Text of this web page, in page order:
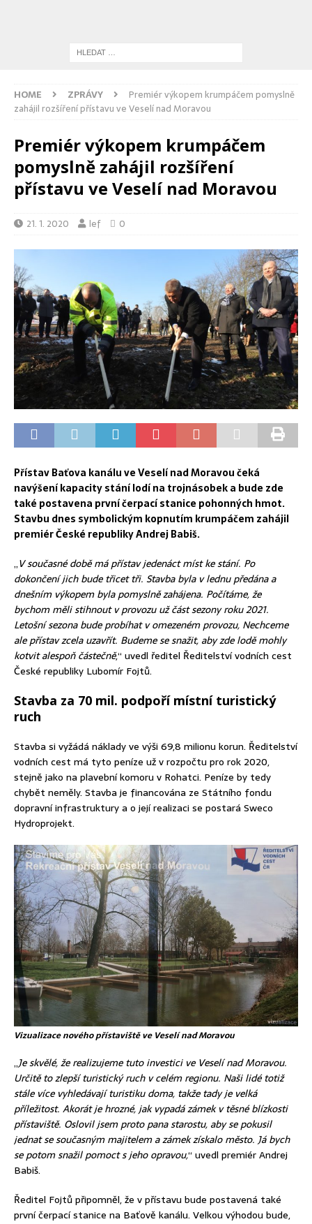
HOME ZPRÁVY
Premiér výkopem krumpáčem pomyslně
zahájil rozšíření přístavu ve Veselí nad Moravou
Premiér výkopem krumpáčem
pomyslně zahájil rozšíření
přístavu ve Veselí nad Moravou
21. 1. 2020 lef 0
Přístav Baťova kanálu ve Veselí nad Moravou čeká
navýšení kapacity stání lodí na trojnásobek a bude zde
také postavena první čerpací stanice pohonných hmot.
Stavbu dnes symbolickým kopnutím krumpáčem zahájil
premiér České republiky Andrej Babiš.
„V současné době má přístav jedenáct míst ke stání. Po
dokončení jich bude třicet tři. Stavba byla v lednu předána a
dnešním výkopem byla pomyslně zahájena. Počítáme, že
bychom měli stihnout v provozu už část sezony roku 2021.
Letošní sezona bude probíhat v omezeném provozu, Nechceme
ale přístav zcela uzavřít. Budeme se snažit, aby zde lodě mohly
kotvit alespoň částečně,“ uvedl ředitel Ředitelství vodních cest
České republiky Lubomír Fojtů.
Stavba za 70 mil. podpoří místní turistický
ruch
Stavba si vyžádá náklady ve výši 69,8 milionu korun. Ředitelství
vodních cest má tyto peníze už v rozpočtu pro rok 2020,
stejně jako na plavební komoru v Rohatci. Peníze by tedy
chybět neměly. Stavba je financována ze Státního fondu
dopravní infrastruktury a o její realizaci se postará Sweco
Hydroprojekt.
Vizualizace nového přístaviště ve Veselí nad Moravou
„Je skvělé, že realizujeme tuto investici ve Veselí nad Moravou.
Určitě to zlepší turistický ruch v celém regionu. Naši lidé totiž
stále více vyhledávají turistiku doma, takže tady je velká
příležitost. Akorát je hrozné, jak vypadá zámek v těsné blízkosti
přístaviště. Oslovil jsem proto pana starostu, aby se pokusil
jednat se současným majitelem a zámek získalo město. Já bych
se potom snažil pomoct s jeho opravou,“ uvedl premiér Andrej
Babiš.
Ředitel Fojtů připomněl, že v přístavu bude postavená také
první čerpací stanice na Baťově kanálu. Velkou výhodou bude,